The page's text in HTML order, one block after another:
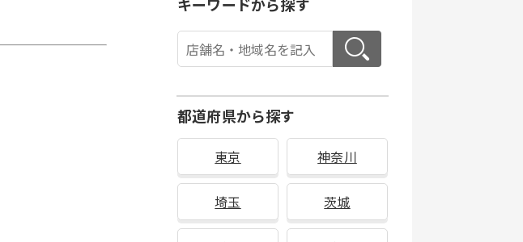
都道府県から探す
東京 神奈川
埼玉 茨城